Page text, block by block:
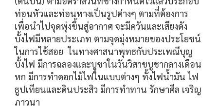
ท่อนหัวและท่อนหางเป็นรูปต่างๆ ตามที่ต้องการ
เพื่อนำไปจุดพุ่งขึ้นสู่อากาศ จะมีควันและเสียงดัง
บั้งไฟมีหลายประเภท ตามจุดมุ่งหมายของประโยชน์
ในการใช้สอยในทางศาสนาพุทธกับประเพณีบุญ
บั้งไฟ มีการฉลองและบูชาในวันวิสาขบูชากลางเดือน
หก มีการทำดอกไม้ไฟในแบบต่างๆ ทั้งไฟน้ำมัน ไฟ
ธูปเทียนและดินประสิว มีการทำทาน รักษาศีล เจริญ
ภาวนา